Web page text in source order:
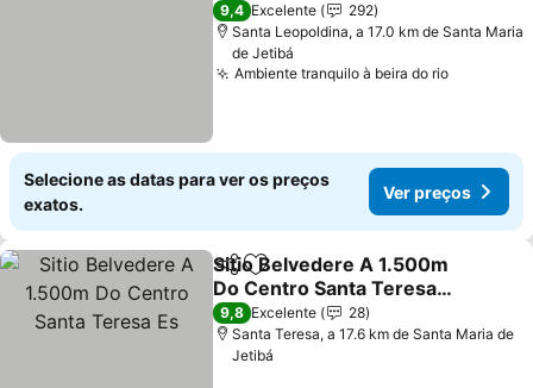
9,4 Excelente
292
Santa Leopoldina, a 17.0 km de Santa Maria
de Jetibá
Ambiente tranquilo à beira do rioVer
Selecione as datas para ver os preços
exatos.
Ver preços
PartilharAdicionar aos favoritos
Sitio Belvedere A 1.500m
Do Centro Santa Teresa
Es
Ver preços
9,8 Excelente
28
Santa Teresa, a 17.6 km de Santa Maria de
Jetibá